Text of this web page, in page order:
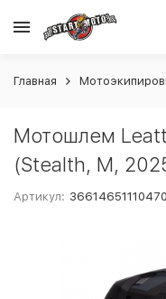
Главная
Мотошлем
(Stealth, M,
Артикул: